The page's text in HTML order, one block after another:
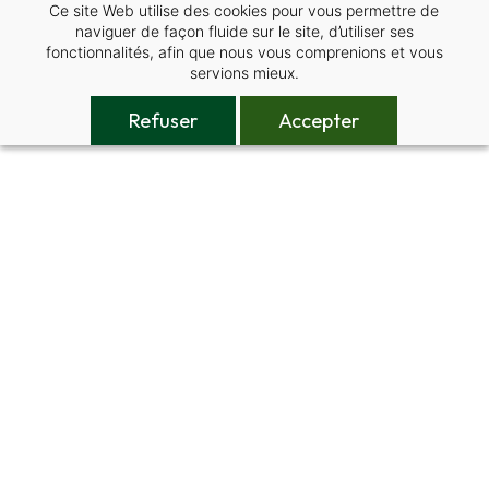
Ce site Web utilise des cookies pour vous permettre de
naviguer de façon fluide sur le site, d’utiliser ses
fonctionnalités, afin que nous vous comprenions et vous
servions mieux.
Refuser Accepter